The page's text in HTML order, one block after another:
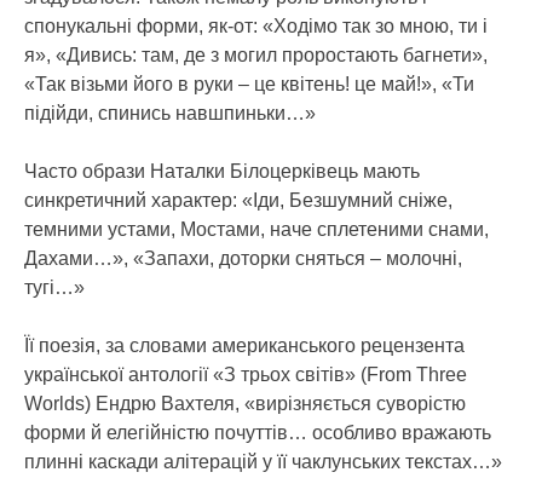
спонукальні форми, як-от: «Ходімо так зо мною, ти і
я», «Дивись: там, де з могил проростають багнети»,
«Так візьми його в руки – це квітень! це май!», «Ти
підійди, спинись навшпиньки…»
Часто образи Наталки Білоцерківець мають
синкретичний характер: «Іди, Безшумний сніже,
темними устами, Мостами, наче сплетеними снами,
Дахами…», «Запахи, доторки сняться – молочні,
тугі…»
Її поезія, за словами американського рецензента
української антології «З трьох світів» (From Three
Worlds) Ендрю Вахтеля, «вирізняється суворістю
форми й елегійністю почуттів… особливо вражають
плинні каскади алітерацій у її чаклунських текстах…»